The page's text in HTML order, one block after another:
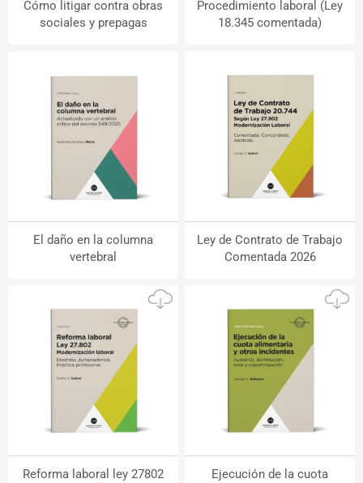
Cómo litigar contra obras
sociales y prepagas
Procedimiento laboral (Ley
18.345 comentada)
El daño en la columna
vertebral
Ley de Contrato de Trabajo
Comentada 2026
Reforma laboral ley 27802
Ejecución de la cuota